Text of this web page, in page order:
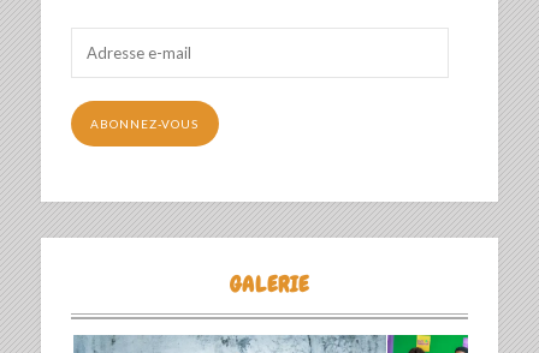
mail
ABONNEZ-VOUS
GALERIE